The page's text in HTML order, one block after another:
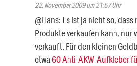
22. November 2009 um 21:57 Uhr
@Hans: Es ist ja nicht so,
Produkte verkaufen kann, nur
verkauft. Für den kleinen
etwa60 Anti-AKW-Aufkleber